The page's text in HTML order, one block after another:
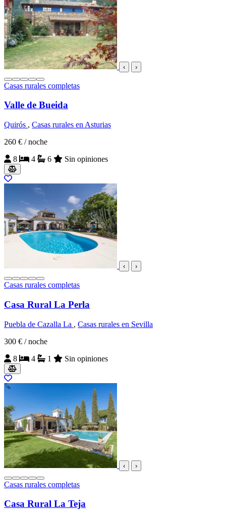
‹ ›
Casas rurales completas
Valle de Bueida
Quirós , Casas rurales en Asturias
260 € / noche
8
4 6 Sin opiniones
‹ ›
Casas rurales completas
Casa Rural La Perla
Puebla de Cazalla La , Casas rurales en Sevilla
300 € / noche
8
4 1 Sin opiniones
‹ ›
Casas rurales completas
Casa Rural La Teja